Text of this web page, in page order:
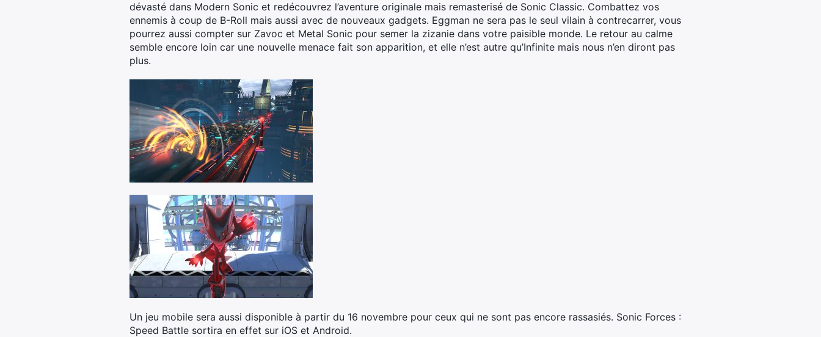
dévasté dans Modern Sonic et redécouvrez l’aventure originale mais remasterisé de Sonic Classic. Combattez vos
ennemis à coup de B-Roll mais aussi avec de nouveaux gadgets. Eggman ne sera pas le seul vilain à contrecarrer, vous
pourrez aussi compter sur Zavoc et Metal Sonic pour semer la zizanie dans votre paisible monde. Le retour au calme
semble encore loin car une nouvelle menace fait son apparition, et elle n’est autre qu’Infinite mais nous n’en diront pas
plus.
Un jeu mobile sera aussi disponible à partir du 16 novembre pour ceux qui ne sont pas encore rassasiés. Sonic Forces :
Speed Battle sortira en effet sur iOS et Android.